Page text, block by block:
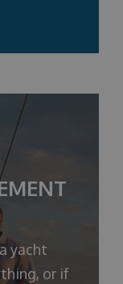
yacht
or if